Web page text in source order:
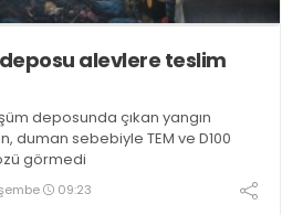
alevlere teslim
deposunda çıkan yangın
duman sebebiyle TEM ve D100
görmedi
09:23